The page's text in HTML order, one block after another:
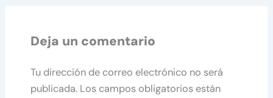
Deja un comentario
Tu dirección de correo electrónico no será
publicada. Los campos obligatorios están